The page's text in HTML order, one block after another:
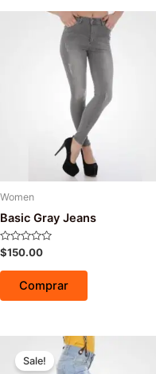
Women
Basic Gray Jeans
Avaliação
0
de
$150.00
Comprar
Sale!